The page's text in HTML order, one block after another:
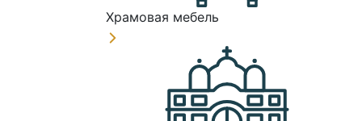
Храмовая мебель